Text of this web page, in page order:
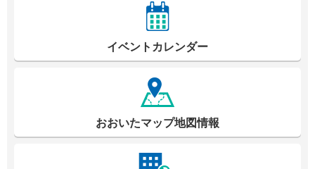
イベントカレンダー
おおいたマップ地図情報